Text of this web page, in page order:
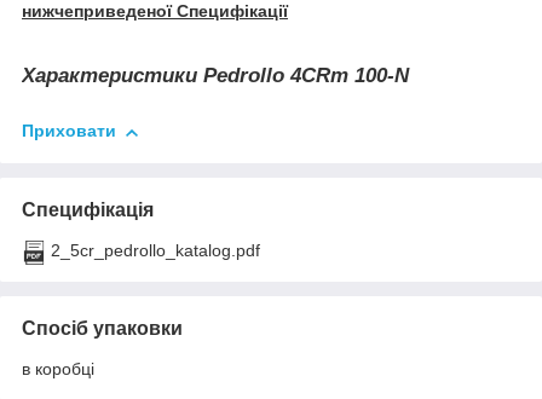
нижчеприведеної Специфікації
Характеристики Pedrollo 4CRm 100-N
Приховати
Специфікація
2_5cr_pedrollo_katalog.pdf
Спосіб упаковки
в коробці